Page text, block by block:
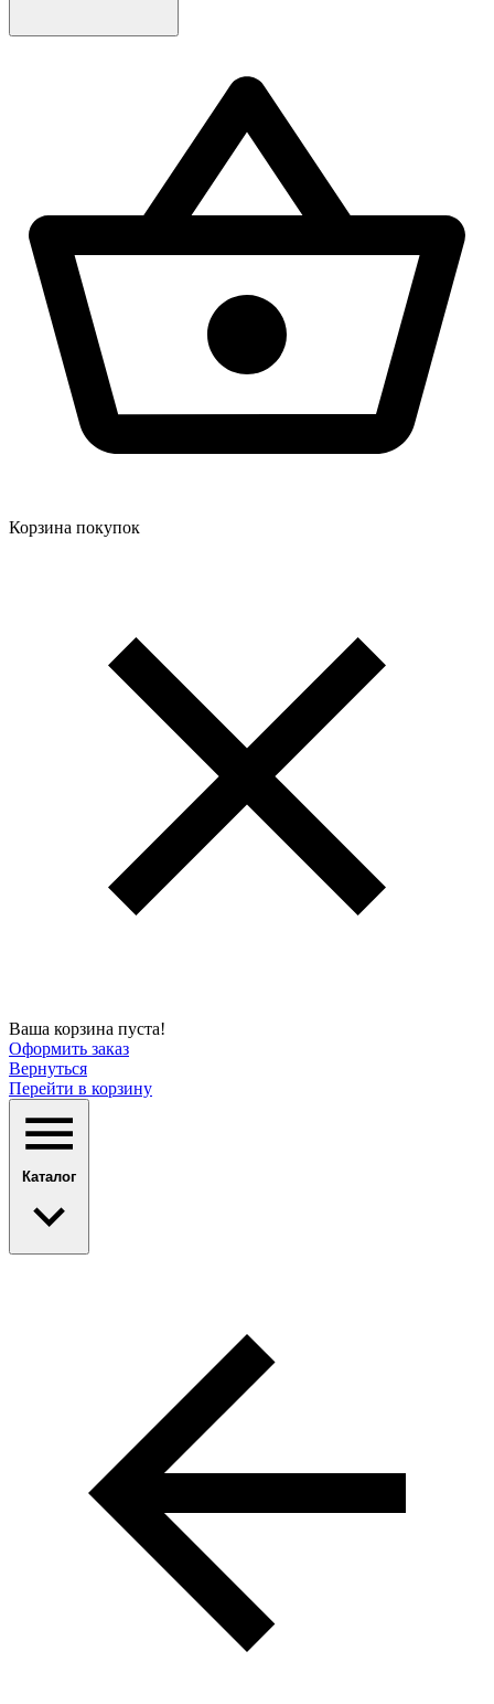
Корзина покупок
Ваша корзина пуста!
Оформить заказ
Вернуться
Перейти в корзину
Каталог